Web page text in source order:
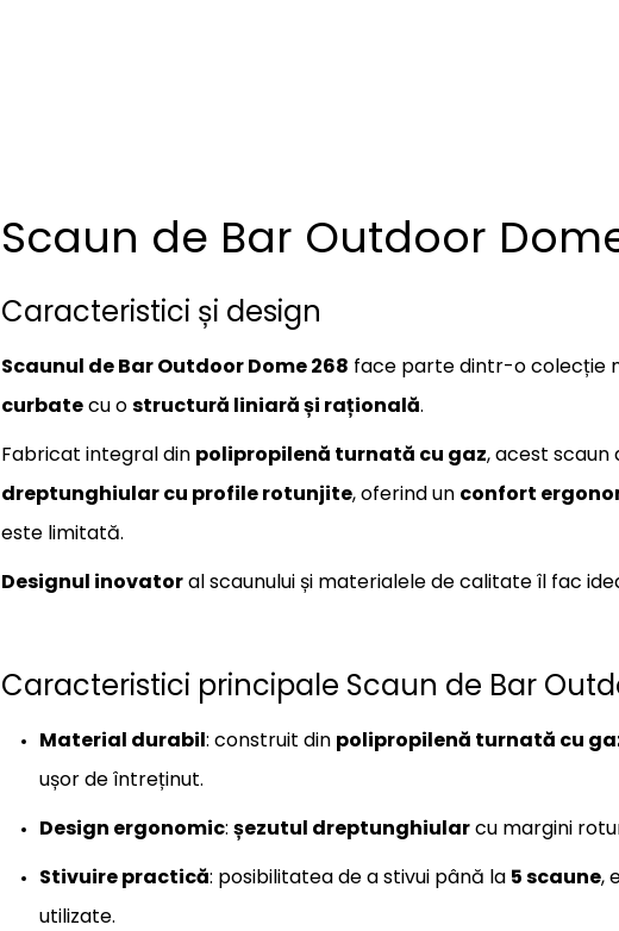
Scaun de Bar Outdoor
Caracteristici și design
Scaunul de Bar Outdoor Dome 268 face parte dintr-o colecție
curbatecu ostructură liniară și rațională.
Fabricat integral din polipropilenă turnată cu gaz, acest
dreptunghiular cu profile rotunjite, oferind un confort
este limitată.
Designul inovatoral scaunului și materialele de calitate îl fac
Caracteristici principale Scaun de Bar
Material durabil: construit din polipropilenă turnată cu
ușor de întreținut.
Design ergonomic: șezutul dreptunghiularcu margini
Stivuire practică: posibilitatea de a stivui până la 5 scaune,
utilizate.